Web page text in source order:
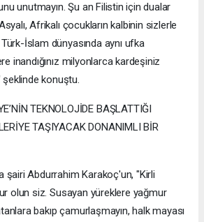
unutmayın. Şu an Filistin için dualar
Afrikalı çocukların kalbinin sizlerle
Türk-İslam dünyasında aynı ufka
inandığınız milyonlarca kardeşiniz
şeklinde konuştu.
TEKNOLOJİDE BAŞLATTIĞI
TAŞIYACAK DONANIMLI BİR
şairi Abdurrahim Karakoç'un, "Kirli
olun siz. Susayan yüreklere yağmur
bakıp çamurlaşmayın, halk mayası